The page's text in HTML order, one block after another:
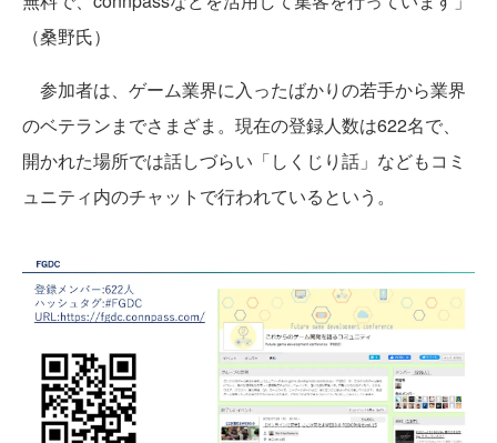
（桑野氏）
参加者は、ゲーム業界に入ったばかりの若手から業界
のベテランまでさまざま。現在の登録人数は622名で、
開かれた場所では話しづらい「しくじり話」などもコミ
ュニティ内のチャットで行われているという。